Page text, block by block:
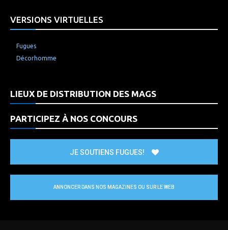
VERSIONS VIRTUELLES
Fugues
Décorhomme
LIEUX DE DISTRIBUTION DES MAGS
PARTICIPEZ À NOS CONCOURS
JE SOUTIENS FUGUES!
ANNONCER DANS NOS MAGAZINES OU SUR LE WEB